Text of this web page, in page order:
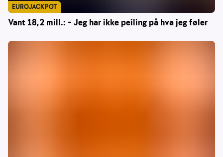
Vant 18,2 mill.: – Jeg har ikke peiling på hva jeg føler
EUROJACKPOT